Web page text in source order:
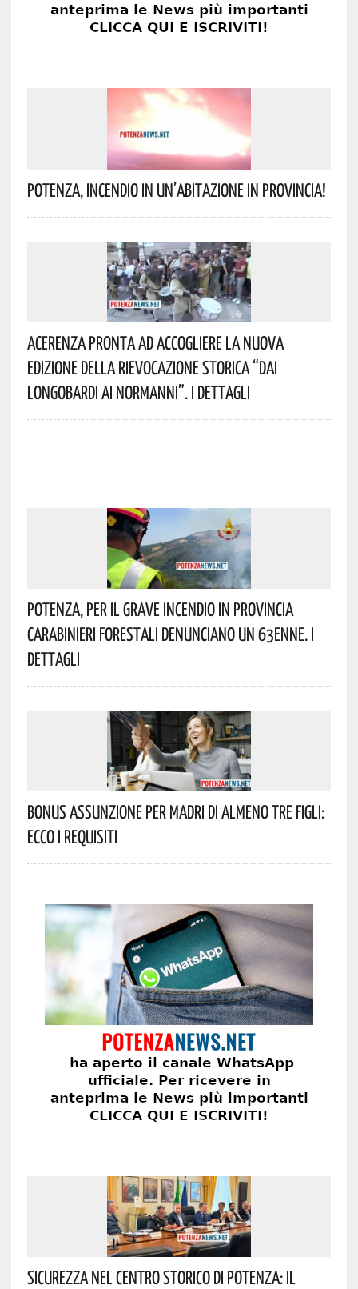
Potenza, Incendio In Un’abitazione In Provincia!
Acerenza Pronta Ad Accogliere La Nuova
Edizione Della Rievocazione Storica “Dai
Longobardi Ai Normanni”. I Dettagli
Potenza, Per Il Grave Incendio In Provincia
Carabinieri Forestali Denunciano Un 63enne. I
Dettagli
Bonus Assunzione Per Madri Di Almeno Tre Figli:
Ecco I Requisiti
Sicurezza Nel Centro Storico Di Potenza: Il